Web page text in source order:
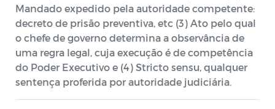
Mandado expedido pela autoridade competente:
decreto de prisão preventiva, etc (3) Ato pelo qual
o chefe de governo determina a observância de
uma regra legal, cuja execução é de competência
do Poder Executivo e (4) Stricto sensu, qualquer
sentença proferida por autoridade judiciária.